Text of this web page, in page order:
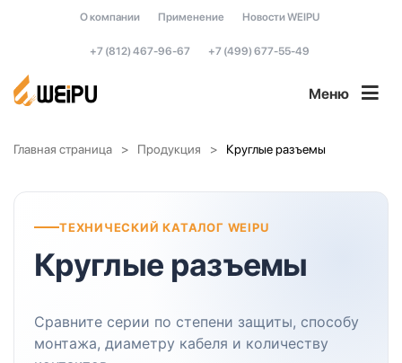
О компании Применение Новости WEIPU
+7 (812) 467-96-67 +7 (499) 677-55-49
Меню
Главная страница Продукция Круглые разъемы
ТЕХНИЧЕСКИЙ КАТАЛОГ WEIPU
Круглые разъемы
Сравните серии по степени защиты, способу
монтажа, диаметру кабеля и количеству